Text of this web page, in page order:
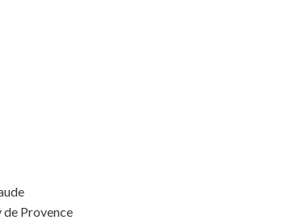
Provence